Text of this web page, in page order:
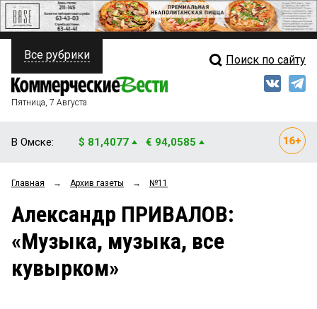
ПОЛИТИКА
ФИНАНСЫ
ОБЩЕСТВО
ЗАКОН
НОВОСТИ КОМПАНИЙ
Свежий выпуск
Рейтинги
Блоги
Все рубрики Поиск по сайту
Пятница, 7 Августа
В Омске: $ 81,4077 € 94,0585
Главная → Архив газеты → №11
Александр ПРИВАЛОВ:
«Музыка, музыка, все
кувырком»